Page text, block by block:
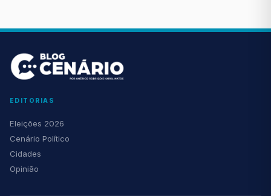
EDITORIAS
Eleições 2026
Cenário Político
Cidades
Opinião